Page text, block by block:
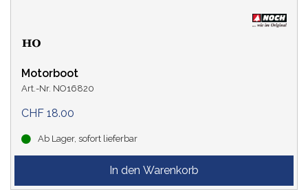
Motorboot
Art.-Nr. NO16820
CHF 18.00
Ab Lager, sofort lieferbar